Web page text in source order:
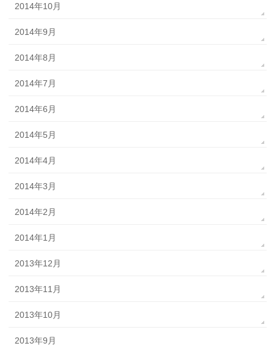
2014年10月
2014年9月
2014年8月
2014年7月
2014年6月
2014年5月
2014年4月
2014年3月
2014年2月
2014年1月
2013年12月
2013年11月
2013年10月
2013年9月